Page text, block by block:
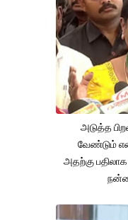
அடுத்த
வேண்டும்
அதற்கு